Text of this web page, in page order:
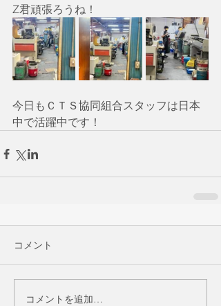
Z君頑張ろうね！
今日もＣＴＳ協同組合スタッフは日本
中で活躍中です！
コメント
コメントを追加…